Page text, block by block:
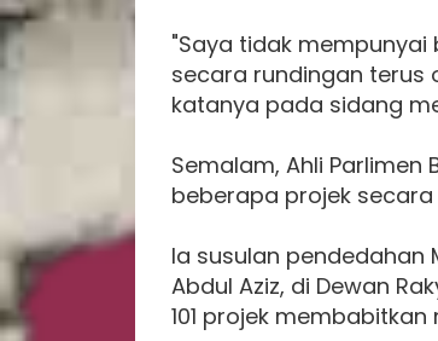
"Saya tidak mempunyai
secara rundingan terus
katanya pada sidang
Semalam, Ahli
beberapa projek
Ia susulan pendedahan
Abdul Aziz, di Dewan
101 projek